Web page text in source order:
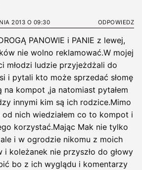
2013 O 09:30 ODPOWIEDZ
PANOWIE i PANIE z lewej,
nie wolno reklamować.W mojej
młodzi ludzie przyjeżdżali do
i pytali kto może sprzedać słomę
na kompot ,ja natomiast pytałem
innymi kim są ich rodzice.Mimo
nich wiedziałem co to kompot i
korzystać.Mając Mak nie tylko
i w ogrodzie nikomu z moich
i koleżanek nie przyszło do głowy
bo z ich wyglądu i komentarzy